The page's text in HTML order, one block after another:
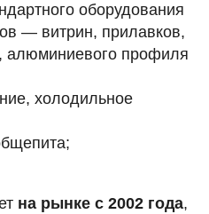
оборудования
— витрин, прилавков,
алюминиевого профиля
холодильное
на рынке с 2002 года,